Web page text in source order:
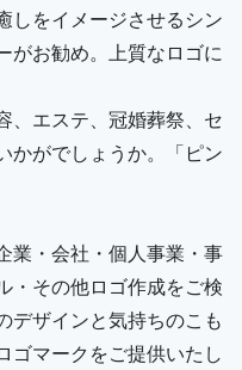
しをイメージさせるシン
がお勧め。上質なロゴに
、エステ、冠婚葬祭、セ
かがでしょうか。「ピン
業・会社・個人事業・事
・その他ロゴ作成をご検
デザインと気持ちのこも
ゴマークをご提供いたし